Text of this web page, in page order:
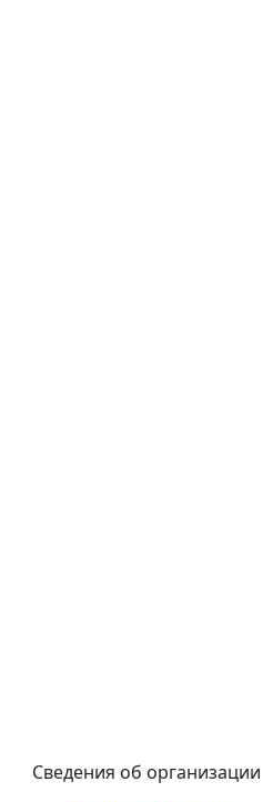
Сведения об организации